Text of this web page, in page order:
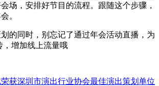
场，安排好节目的流程。跟随这个步骤，
。
的同时，别忘记了通过年会活动直播，为
，增加线上流量哦
荣获深圳市演出行业协会最佳演出策划单位